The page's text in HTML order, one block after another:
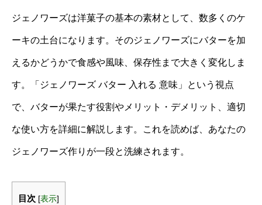
ジェノワーズは洋菓子の基本の素材として、数多くのケ
ーキの土台になります。そのジェノワーズにバターを加
えるかどうかで食感や風味、保存性まで大きく変化しま
す。「ジェノワーズ バター 入れる 意味」という視点
で、バターが果たす役割やメリット・デメリット、適切
な使い方を詳細に解説します。これを読めば、あなたの
ジェノワーズ作りが一段と洗練されます。
目次 [表示]